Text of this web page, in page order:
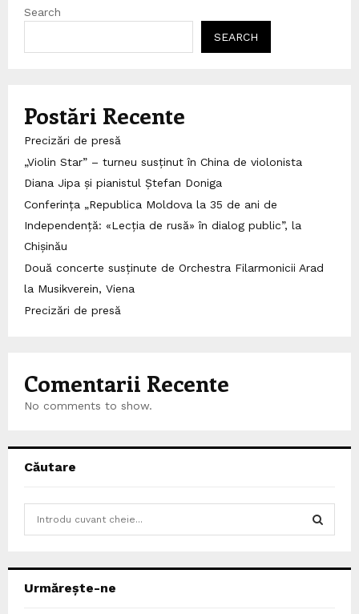
Search
SEARCH
Postări Recente
Precizări de presă
„Violin Star” – turneu susținut în China de violonista
Diana Jipa și pianistul Ștefan Doniga
Conferința „Republica Moldova la 35 de ani de
Independență: «Lecția de rusă» în dialog public”, la
Chișinău
Două concerte susținute de Orchestra Filarmonicii Arad
la Musikverein, Viena
Precizări de presă
Comentarii Recente
No comments to show.
Căutare
h
Urmărește-ne